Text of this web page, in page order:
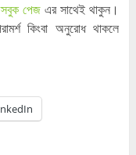
পেজ এর সাথেই থাকুন।
কিংবা অনুরোধ থাকলে